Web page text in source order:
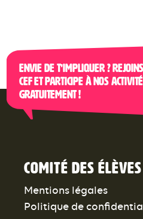
Envie de t’impliquer ?
CEF et participe à nos
gratuitement !
Comité des
Mentions légales
Politique de